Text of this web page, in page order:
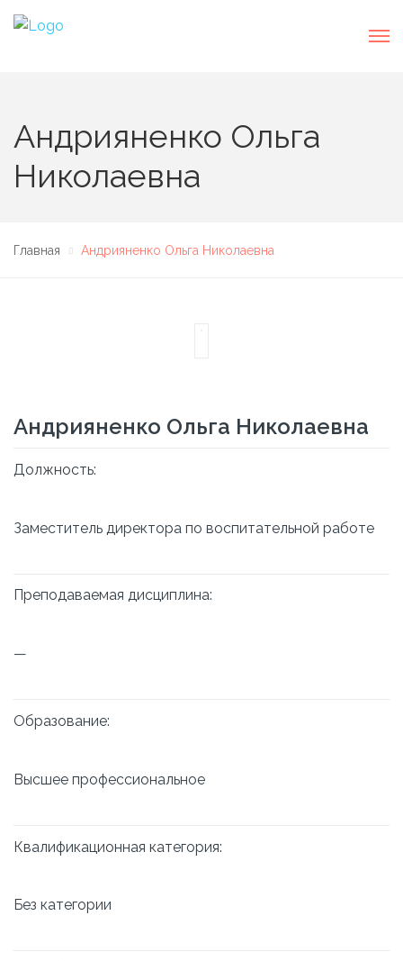
Андрияненко Ольга
Николаевна
Главная Андрияненко Ольга Николаевна
Андрияненко Ольга Николаевна
Должность:
Заместитель директора по воспитательной работе
Преподаваемая дисциплина:
—
Образование:
Высшее профессиональное
Квалификационная категория:
Без категории